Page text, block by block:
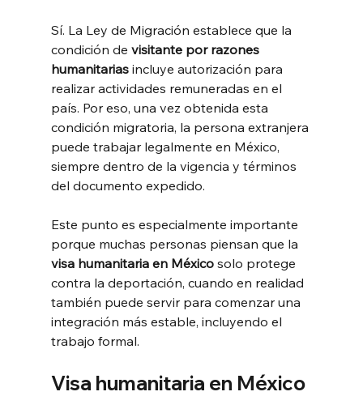
Sí. La Ley de Migración establece que la
condición de visitante por razones
humanitarias incluye autorización para
realizar actividades remuneradas en el
país. Por eso, una vez obtenida esta
condición migratoria, la persona extranjera
puede trabajar legalmente en México,
siempre dentro de la vigencia y términos
del documento expedido.
Este punto es especialmente importante
porque muchas personas piensan que la
visa humanitaria en México solo protege
contra la deportación, cuando en realidad
también puede servir para comenzar una
integración más estable, incluyendo el
trabajo formal.
Visa humanitaria en México